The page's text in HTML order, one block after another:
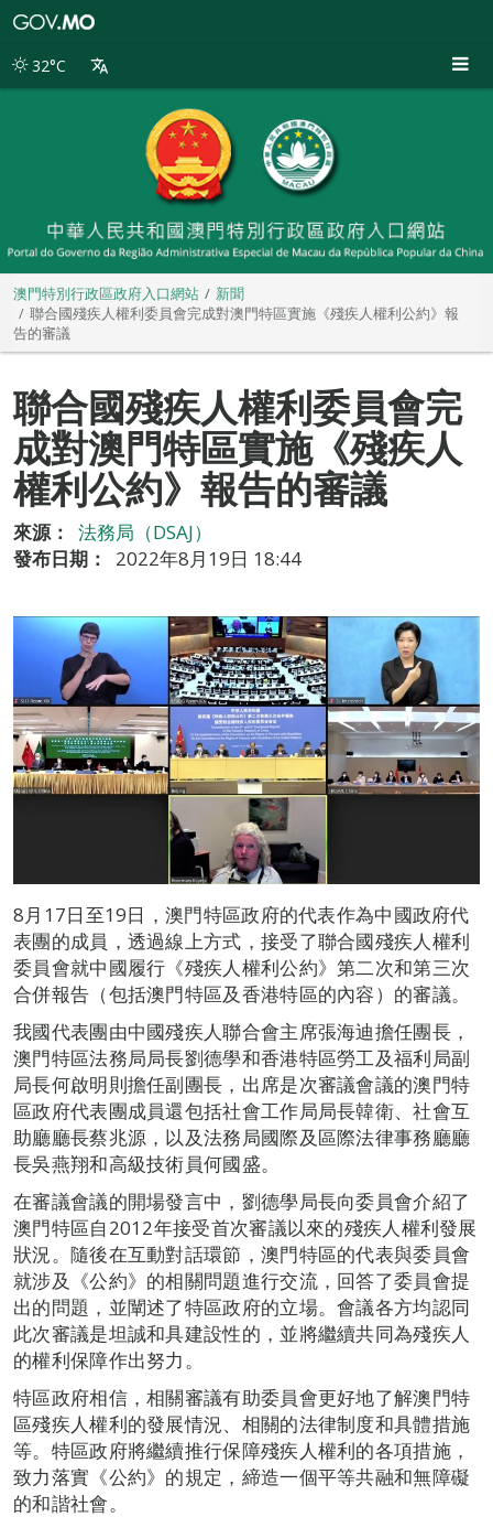
別
32°C
澳門特別行政區政府入口網站
新聞
聯合國殘疾人權利委員會完成對澳門特區實施《殘疾人權利公約》報
告的審議
聯合國殘疾人權利委員會完
成對澳門特區實施《殘疾人
權利公約》報告的審議
來源：
法務局（DSAJ）
發布日期：
2022年8月19日 18:44
8月17日至19日，澳門特區政府的代表作為中國政府代
表團的成員，透過線上方式，接受了聯合國殘疾人權利
委員會就中國履行《殘疾人權利公約》第二次和第三次
合併報告（包括澳門特區及香港特區的內容）的審議。
我國代表團由中國殘疾人聯合會主席張海迪擔任團長，
澳門特區法務局局長劉德學和香港特區勞工及福利局副
局長何啟明則擔任副團長，出席是次審議會議的澳門特
區政府代表團成員還包括社會工作局局長韓衛、社會互
助廳廳長蔡兆源，以及法務局國際及區際法律事務廳廳
長吳燕翔和高級技術員何國盛。
在審議會議的開場發言中，劉德學局長向委員會介紹了
澳門特區自2012年接受首次審議以來的殘疾人權利發展
狀況。隨後在互動對話環節，澳門特區的代表與委員會
就涉及《公約》的相關問題進行交流，回答了委員會提
出的問題，並闡述了特區政府的立場。會議各方均認同
此次審議是坦誠和具建設性的，並將繼續共同為殘疾人
的權利保障作出努力。
特區政府相信，相關審議有助委員會更好地了解澳門特
區殘疾人權利的發展情況、相關的法律制度和具體措施
等。特區政府將繼續推行保障殘疾人權利的各項措施，
致力落實《公約》的規定，締造一個平等共融和無障礙
的和諧社會。